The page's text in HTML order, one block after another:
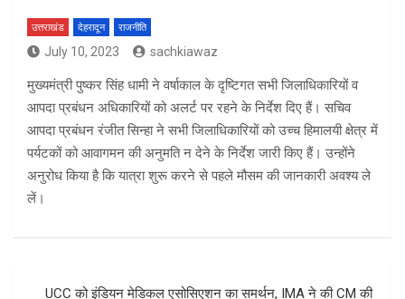
उत्तराखंड देहरादून राजनीति
July 10, 2023 sachkiawaz
मुख्यमंत्री पुष्कर सिंह धामी ने वर्षाकाल के दृष्टिगत सभी जिलाधिकारियों व
आपदा प्रबंधन अधिकारियों को अलर्ट पर रहने के निर्देश दिए हैं। सचिव
आपदा प्रबंधन रंजीत सिन्हा ने सभी जिलाधिकारियों को उच्च हिमालयी क्षेत्र में
पर्यटकों को आवागमन की अनुमति न देने के निर्देश जारी किए हैं। उन्होंने
अनुरोध किया है कि यात्रा शुरू करने से पहले मौसम की जानकारी अवश्य ले
लें।
UCC को इंडियन मेडिकल एसोसिएशन का समर्थन, IMA ने की CM की